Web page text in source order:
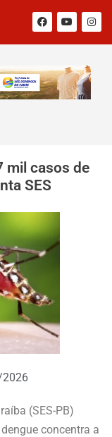
mil casos de
SES
(SES-PB)
concentra a